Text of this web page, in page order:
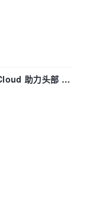
助力头部 AI